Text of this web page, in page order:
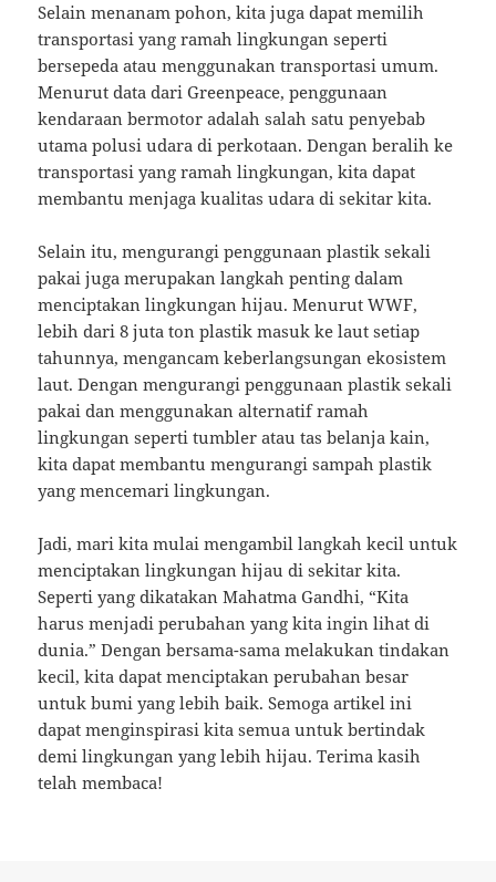
Selain menanam pohon, kita juga dapat memilih
transportasi yang ramah lingkungan seperti
bersepeda atau menggunakan transportasi umum.
Menurut data dari Greenpeace, penggunaan
kendaraan bermotor adalah salah satu penyebab
utama polusi udara di perkotaan. Dengan beralih ke
transportasi yang ramah lingkungan, kita dapat
membantu menjaga kualitas udara di sekitar kita.
Selain itu, mengurangi penggunaan plastik sekali
pakai juga merupakan langkah penting dalam
menciptakan lingkungan hijau. Menurut WWF,
lebih dari 8 juta ton plastik masuk ke laut setiap
tahunnya, mengancam keberlangsungan ekosistem
laut. Dengan mengurangi penggunaan plastik sekali
pakai dan menggunakan alternatif ramah
lingkungan seperti tumbler atau tas belanja kain,
kita dapat membantu mengurangi sampah plastik
yang mencemari lingkungan.
Jadi, mari kita mulai mengambil langkah kecil untuk
menciptakan lingkungan hijau di sekitar kita.
Seperti yang dikatakan Mahatma Gandhi, “Kita
harus menjadi perubahan yang kita ingin lihat di
dunia.” Dengan bersama-sama melakukan tindakan
kecil, kita dapat menciptakan perubahan besar
untuk bumi yang lebih baik. Semoga artikel ini
dapat menginspirasi kita semua untuk bertindak
demi lingkungan yang lebih hijau. Terima kasih
telah membaca!